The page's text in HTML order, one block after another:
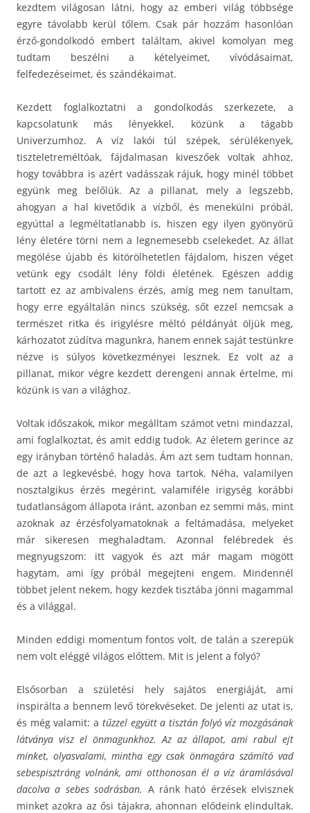
kezdtem világosan látni, hogy az emberi világ többsége
egyre távolabb kerül tőlem. Csak pár hozzám hasonlóan
érző-gondolkodó embert találtam, akivel komolyan meg
tudtam beszélni a kételyeimet, vívódásaimat,
felfedezéseimet, és szándékaimat.
Kezdett foglalkoztatni a gondolkodás szerkezete, a
kapcsolatunk más lényekkel, közünk a tágabb
Univerzumhoz. A víz lakói túl szépek, sérülékenyek,
tiszteletreméltóak, fájdalmasan kiveszőek voltak ahhoz,
hogy továbbra is azért vadásszak rájuk, hogy minél többet
együnk meg belőlük. Az a pillanat, mely a legszebb,
ahogyan a hal kivetődik a vízből, és menekülni próbál,
egyúttal a legméltatlanabb is, hiszen egy ilyen gyönyörű
lény életére törni nem a legnemesebb cselekedet. Az állat
megölése újabb és kitörölhetetlen fájdalom, hiszen véget
vetünk egy csodált lény földi életének. Egészen addig
tartott ez az ambivalens érzés, amíg meg nem tanultam,
hogy erre egyáltalán nincs szükség, sőt ezzel nemcsak a
természet ritka és irigylésre méltó példányát öljük meg,
kárhozatot zúdítva magunkra, hanem ennek saját testünkre
nézve is súlyos következményei lesznek. Ez volt az a
pillanat, mikor végre kezdett derengeni annak értelme, mi
közünk is van a világhoz.
Voltak időszakok, mikor megálltam számot vetni mindazzal,
ami foglalkoztat, és amit eddig tudok. Az életem gerince az
egy irányban történő haladás. Ám azt sem tudtam honnan,
de azt a legkevésbé, hogy hova tartok. Néha, valamilyen
nosztalgikus érzés megérint, valamiféle irigység korábbi
tudatlanságom állapota iránt, azonban ez semmi más, mint
azoknak az érzésfolyamatoknak a feltámadása, melyeket
már sikeresen meghaladtam. Azonnal felébredek és
megnyugszom: itt vagyok és azt már magam mögött
hagytam, ami így próbál megejteni engem. Mindennél
többet jelent nekem, hogy kezdek tisztába jönni magammal
és a világgal.
Minden eddigi momentum fontos volt, de talán a szerepük
nem volt eléggé világos előttem. Mit is jelent a folyó?
Elsősorban a születési hely sajátos energiáját, ami
inspirálta a bennem levő törekvéseket. De jelenti az utat is,
és még valamit: a tűzzel együtt a tisztán folyó víz mozgásának
látványa visz el önmagunkhoz. Az az állapot, ami rabul ejt
minket, olyasvalami, mintha egy csak önmagára számító vad
sebespisztráng volnánk, ami otthonosan él a víz áramlásával
dacolva a sebes sodrásban. A ránk ható érzések elvisznek
minket azokra az ősi tájakra, ahonnan elődeink elindultak.